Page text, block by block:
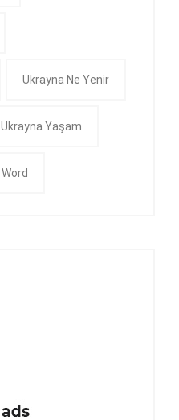
Ukrayna Ne Yenir
Ukrayna Yaşam
Word